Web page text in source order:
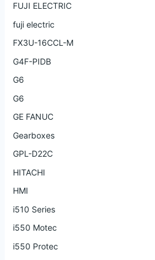
FUJI ELECTRIC
fuji electric
FX3U-16CCL-M
G4F-PIDB
G6
G6
GE FANUC
Gearboxes
GPL-D22C
HITACHI
HMI
i510 Series
i550 Motec
i550 Protec